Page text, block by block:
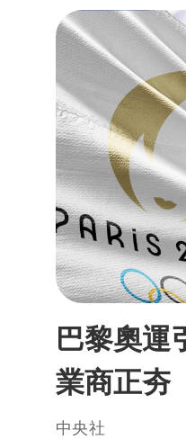
巴黎奧
業商正夯
中央社